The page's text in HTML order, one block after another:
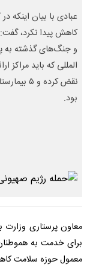
عبادی با بیان اینکه
کاهش پیدا نکرد،
و جنگ‌های گذشته به
المللی که باید
نقض
بود.
معاون پرستاری
برای خدمت به
معمول حوزه سلامت